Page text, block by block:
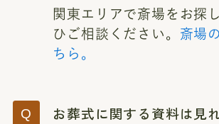
関東エリアで斎場をお探
ひご相談ください。 斎場
ちら。
お葬式に関する資料は見